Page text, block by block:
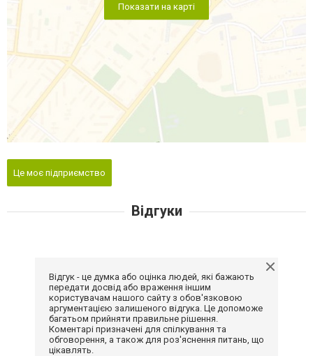
Показати на карті
Це моє підприємство
Відгуки
Відгук - це думка або оцінка людей, які бажають
передати досвід або враження іншим
користувачам нашого сайту з обов'язковою
аргументацією залишеного відгука. Це допоможе
багатьом прийняти правильне рішення.
Коментарі призначені для спілкування та
обговорення, а також для роз'яснення питань, що
цікавлять.